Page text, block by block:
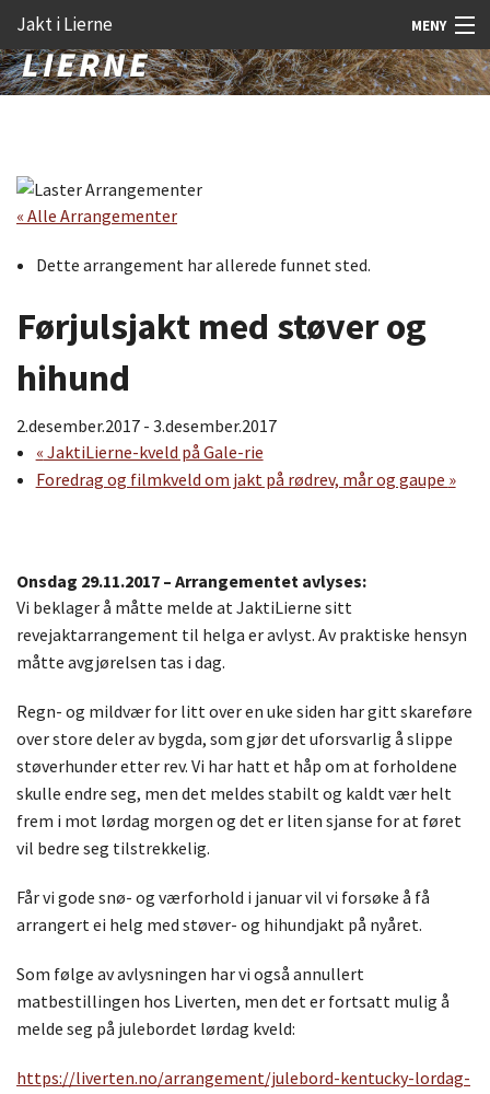
Jakt i Lierne MENY
Nyheter
Åtejakt
Felt vilt
Aktiviteter
Kunnskap
Premie
innholdet
Forstørre
« Alle Arrangementer
Dette arrangement har allerede funnet sted.
Førjulsjakt med støver og
hihund
2.desember.2017 - 3.desember.2017
« JaktiLierne-kveld på Gale-rie
Foredrag og filmkveld om jakt på rødrev, mår og gaupe »
Onsdag 29.11.2017 – Arrangementet avlyses:
Vi beklager å måtte melde at JaktiLierne sitt
revejaktarrangement til helga er avlyst. Av praktiske hensyn
måtte avgjørelsen tas i dag.
Regn- og mildvær for litt over en uke siden har gitt skareføre
over store deler av bygda, som gjør det uforsvarlig å slippe
støverhunder etter rev. Vi har hatt et håp om at forholdene
skulle endre seg, men det meldes stabilt og kaldt vær helt
frem i mot lørdag morgen og det er liten sjanse for at føret
vil bedre seg tilstrekkelig.
Får vi gode snø- og værforhold i januar vil vi forsøke å få
arrangert ei helg med støver- og hihundjakt på nyåret.
Som følge av avlysningen har vi også annullert
matbestillingen hos Liverten, men det er fortsatt mulig å
melde seg på julebordet lørdag kveld:
https://liverten.no/arrangement/julebord-kentucky-lordag-